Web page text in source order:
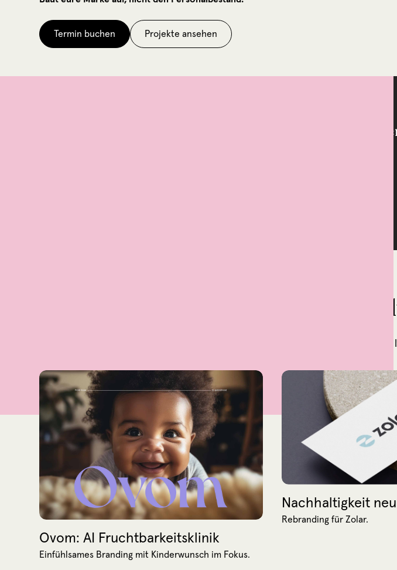
Termin buchen Projekte ansehen
Führende
Zu groß für Fiverr. Zu schnell für
Vertrauen Sie uns nicht. Vertrauen Sie der Arbeit, die wir für unsere Partner
Ovom: AI Fruchtbarkeitsklinik
Einfühlsames Branding mit Kinderwunsch im Fokus.
Nachhaltigkeit
Rebranding für Zolar.